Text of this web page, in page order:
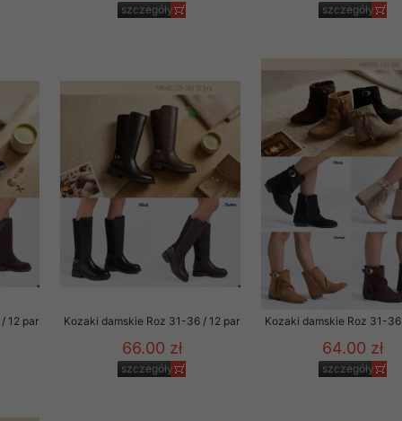
szczegóły szczegóły
12 par Kozaki damskie Roz 31-36 / 12 par
66.00 zł
szczegóły
Kozaki damskie Roz 31-
64.00 zł
szczegóły
udzielonego przez
jedynie uprawnieni
danych w celu
osobom trzecim,
na podstawie
komputerze Klienta
naszej oferty do
internetowej
tych plików
na komputerze